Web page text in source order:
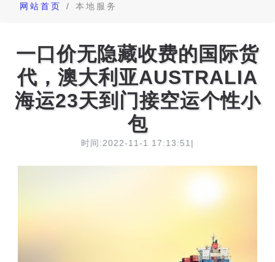
网站首页 本地服务
一口价无隐藏收费的国际货
代，澳大利亚AUSTRALIA
海运23天到门接空运个性小
包
时间:2022-11-1 17:13:51|